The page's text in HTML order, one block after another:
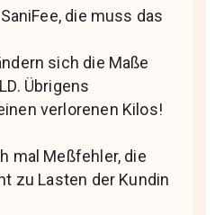
die muss das
sich die Maße
Übrigens
verlorenen Kilos!
mal Meßfehler, die
zu Lasten der Kundin